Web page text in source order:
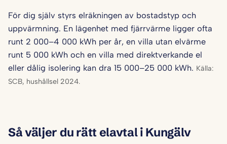
För dig själv styrs elräkningen av bostadstyp och
uppvärmning. En lägenhet med fjärrvärme ligger ofta
runt 2 000–4 000 kWh per år, en villa utan elvärme
runt 5 000 kWh och en villa med direktverkande el
eller dålig isolering kan dra 15 000–25 000 kWh. Källa:
SCB, hushållsel 2024.
Så väljer du rätt elavtal i Kungälv